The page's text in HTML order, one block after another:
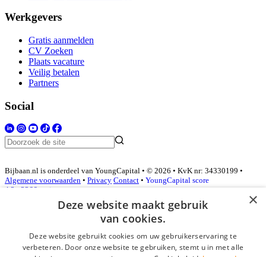
Werkgevers
Gratis aanmelden
CV Zoeken
Plaats vacature
Veilig betalen
Partners
Social
Bijbaan.nl is onderdeel van YoungCapital • © 2026 • KvK nr: 34330199 •
Algemene voorwaarden • Privacy Contact • YoungCapital score
4.3 - 3366 reviews
Inloggen als bedrijf
*
×
Deze website maakt gebruik
van cookies.
Deze website gebruikt cookies om uw gebruikerservaring te
verbeteren. Door onze website te gebruiken, stemt u in met alle